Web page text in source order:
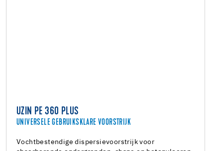
UZIN PE 360 PLUS
UNIVERSELE GEBRUIKSKLARE VOORSTRIJK
Vochtbestendige dispersievoorstrijk voor